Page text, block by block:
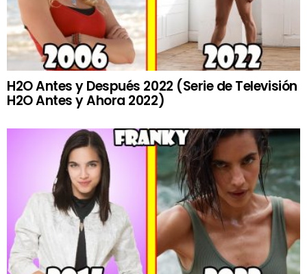
H2O Antes y Después 2022 (Serie de Televisión
H2O Antes y Ahora 2022)